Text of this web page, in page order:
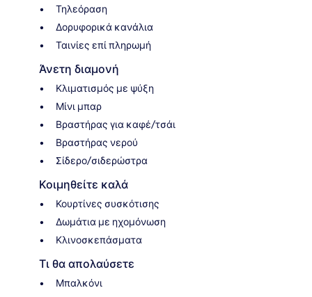
Τηλεόραση
Δορυφορικά κανάλια
Ταινίες επί πληρωμή
Άνετη διαμονή
Κλιματισμός με ψύξη
Μίνι μπαρ
Βραστήρας για καφέ/τσάι
Βραστήρας νερού
Σίδερο/σιδερώστρα
Κοιμηθείτε καλά
Κουρτίνες συσκότισης
Δωμάτια με ηχομόνωση
Κλινοσκεπάσματα
Τι θα απολαύσετε
Μπαλκόνι